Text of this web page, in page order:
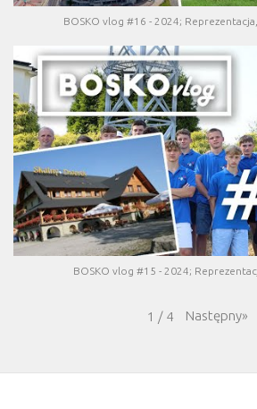
BOSKO vlog #16 - 2024;
BOSKO vlog #15 - 2024;
1 / 4 Następny»